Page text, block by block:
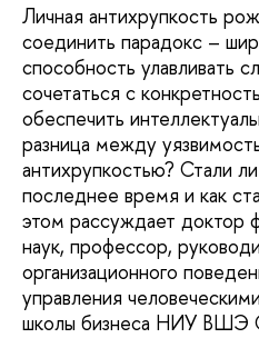
Личная антихрупкость
соединить парадокс –
способность улавливать
сочетаться с
обеспечить
разница между
антихрупкостью? Стали
последнее время и как
этом рассуждает доктор
наук, профессор,
организационного
управления
школы бизнеса НИУ ВШЭ